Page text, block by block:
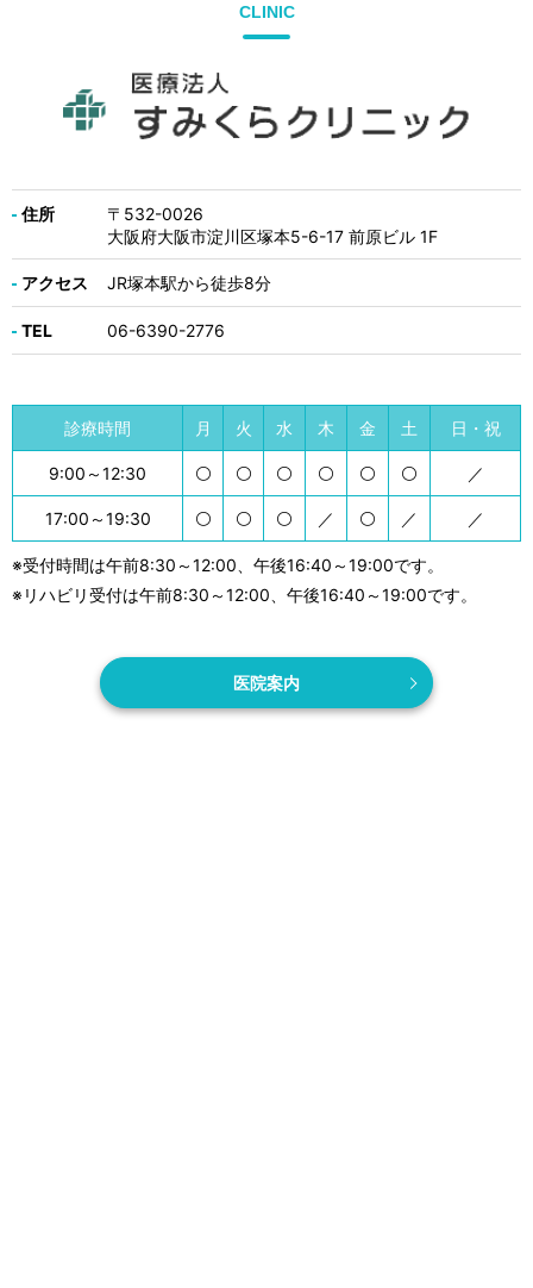
CLINIC
住所
〒532-0026
大阪府大阪市淀川区塚本5-6-17 前原ビル 1F
アクセス JR塚本駅から徒歩8分
TEL 06-6390-2776
診療時間 月 火 水 木 金 土 日・祝
9:00～12:30 ／
17:00～19:30 ／ ／ ／
※受付時間は午前8:30～12:00、午後16:40～19:00です。
※リハビリ受付は午前8:30～12:00、午後16:40～19:00です。
医院案内